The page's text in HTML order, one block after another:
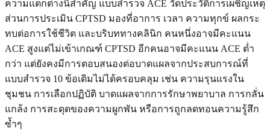
ความแตกต่างนี้สำคัญ แบบสำรวจ ACE วัดประวัติการเผชิญเหตุ
ส่วนการประเมิน CPTSD มองที่อาการ เวลา ความทุกข์ ผลกระ
ทบต่อการใช้ชีวิต และบริบททางคลินิก คนหนึ่งอาจมีคะแนน
ACE สูงแต่ไม่เข้าเกณฑ์ CPTSD อีกคนอาจมีคะแนน ACE ต่ำ
กว่า แต่ยังคงมีการตอบสนองต่อบาดแผลจากประสบการณ์ที่
แบบสำรวจ 10 ข้อเดิมไม่ได้ครอบคลุม เช่น ความรุนแรงใน
ชุมชน การเลือกปฏิบัติ บาดแผลจากการรักษาพยาบาล การกลั่น
แกล้ง การสะดุดของความผูกพัน หรือการถูกลดทอนความรู้สึก
ซ้ำๆ